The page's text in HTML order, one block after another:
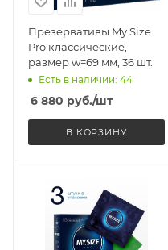
Презервативы My Size
Pro классические,
размер w=69 мм, 36 шт.
Есть в наличии: 44
6 880 руб./шт
В КОРЗИНУ